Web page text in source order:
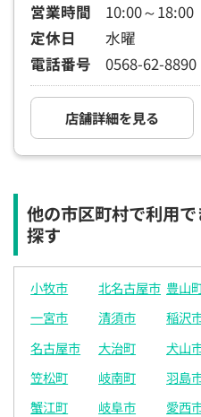
営業時間
10:00～18:00
定休日
水曜
電話番号
0568-62-8890
店舗詳細を見る
他の市区町村で利用
探す
小牧市 北名古屋市 豊山
一宮市
清須市 稲沢
名古屋市
大治町 犬山
笠松町
岐南町 羽島
蟹江町
岐阜市 愛西